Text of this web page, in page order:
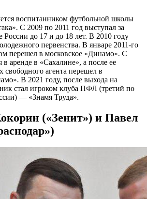
воспитанником футбольной школы
С 2009 по 2011 год выступал за
до 17 и до 18 лет. В 2010 году
первенства. В январе 2011-го
перешел в московское «Динамо». С
в аренде в «Сахалине», а после ее
свободного агента перешел в
В 2021 году, после выхода на
стал игроком клуба ПФЛ (третий по
— «Знамя Труда».
(«Зенит») и Павел